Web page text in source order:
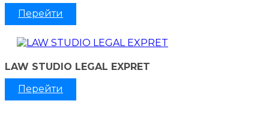
Перейти
LAW STUDIO LEGAL EXPRET
Перейти